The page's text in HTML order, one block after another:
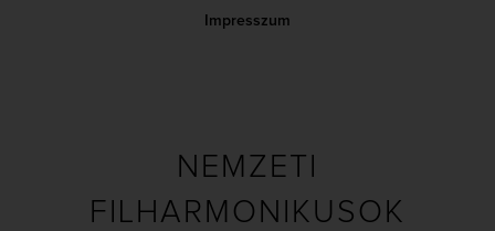
Impresszum
NEMZETI
FILHARMONIKUSOK